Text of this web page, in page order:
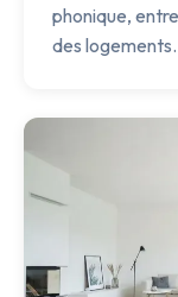
phonique,
des logements.